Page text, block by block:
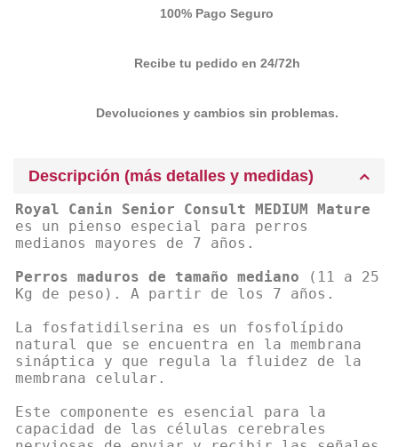
100% Pago Seguro
Recibe tu pedido en 24/72h
Devoluciones y cambios sin problemas.
Descripción (más detalles y medidas)
Royal Canin Senior Consult MEDIUM Mature
es un pienso especial para perros
medianos mayores de 7 años.
Perros maduros de tamaño mediano (11 a 25
Kg de peso). A partir de los 7 años.
La fosfatidilserina es un fosfolípido
natural que se encuentra en la membrana
sináptica y que regula la fluidez de la
membrana celular.
Este componente es esencial para la
capacidad de las células cerebrales